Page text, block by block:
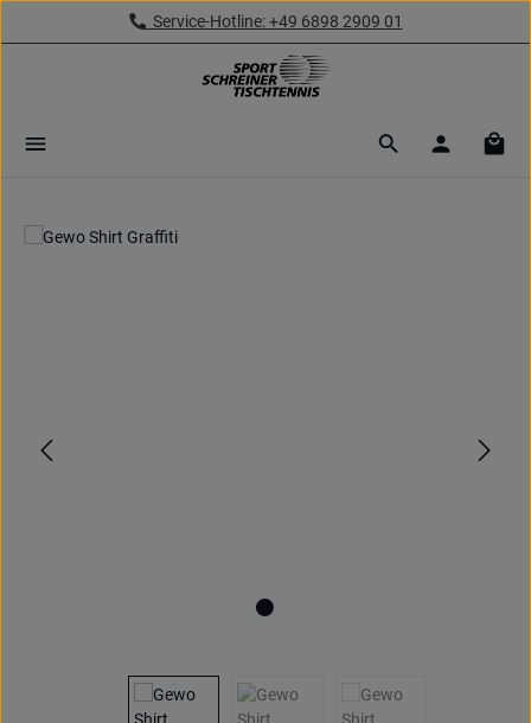
Zum Hauptinhalt springenService-Hotline: +49 6898 2909 01
Bildergalerie überspringen